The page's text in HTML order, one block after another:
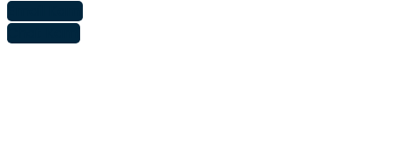
Email Kami
Chat Kami